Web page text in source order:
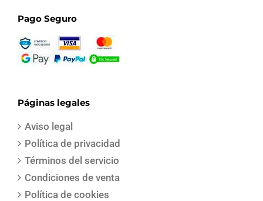
Pago Seguro
Páginas legales
Aviso legal
Política de privacidad
Términos del servicio
Condiciones de venta
Política de cookies